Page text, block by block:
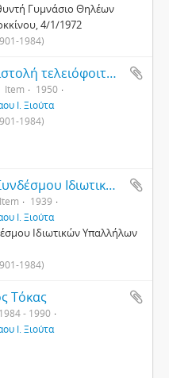
Γυμνάσιο Θηλέων
4/1/1972
1984)
Χειρόγραφη επιστολή τελειόφοιτων προς Νικόλαο Ξιούτα, 3/6/1950
Item
1950
Ι. Ξιούτα
1984)
Καταστατικόν Συνδέσμου Ιδιωτικών Υπαλλήλων Λεμεσού
Item
1939
Ι. Ξιούτα
Ιδιωτικών Υπαλλήλων
1984)
Τόκας
1984 - 1990
Ι. Ξιούτα